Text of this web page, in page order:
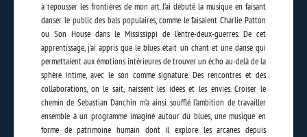
à repousser les frontières de mon art. J’ai débuté la musique en faisant
danser le public des bals populaires, comme le faisaient Charlie Patton
ou Son House dans le Mississippi de l’entre-deux-guerres. De cet
apprentissage, j’ai appris que le blues était un chant et une danse qui
permettaient aux émotions intérieures de trouver un écho au-delà de la
sphère intime, avec le son comme signature. Des rencontres et des
collaborations, on le sait, naissent les idées et les envies. Croiser le
chemin de Sebastian Danchin m’a ainsi soufflé l’ambition de travailler
ensemble à un programme imaginé autour du blues, une musique en
forme de patrimoine humain dont il explore les arcanes depuis